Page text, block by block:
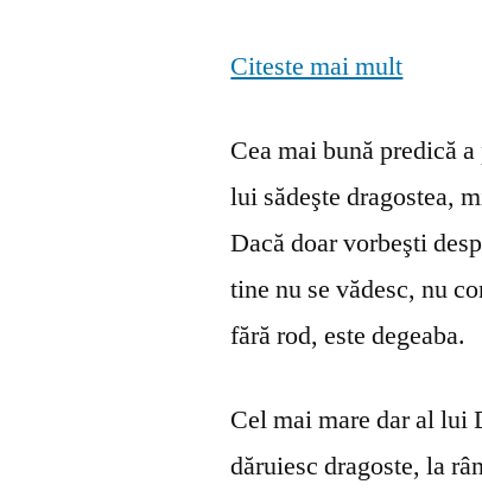
Citeste mai mult
Cea mai bună predică
lui sădeşte dragostea,
Dacă doar vorbeşti
tine nu se vă­desc, nu
fără rod, este degeaba.
Cel mai mare dar al lui
dăruiesc dragoste, la